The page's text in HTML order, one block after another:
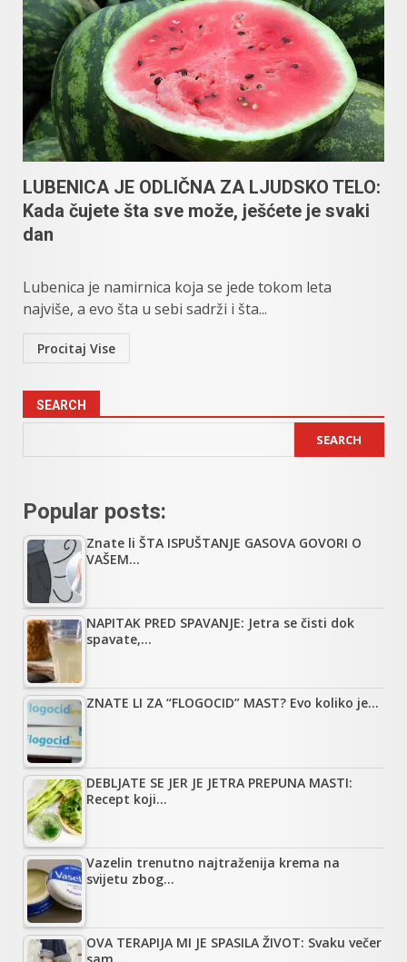
LUBENICA JE ODLIČNA ZA LJUDSKO TELO:
Kada čujete šta sve može, ješćete je svaki
dan
Lubenica je namirnica koja se jede tokom leta
najviše, a evo šta u sebi sadrži i šta...
Procitaj Vise
SEARCH
SEARCH
Popular posts:
Znate li ŠTA ISPUŠTANJE GASOVA GOVORI O
VAŠEM…
NAPITAK PRED SPAVANJE: Jetra se čisti dok
spavate,…
ZNATE LI ZA “FLOGOCID” MAST? Evo koliko je…
DEBLJATE SE JER JE JETRA PREPUNA MASTI:
Recept koji…
Vazelin trenutno najtraženija krema na
svijetu zbog…
OVA TERAPIJA MI JE SPASILA ŽIVOT: Svaku večer